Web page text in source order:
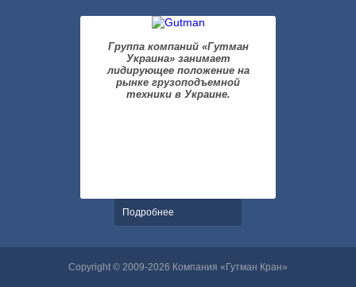
Группа компаний «Гутман
Украина» занимает
лидирующее положение на
рынке грузоподъемной
техники в Украине.
Подробнее
Copyright © 2009-2026 Компания «Гутман Кран»